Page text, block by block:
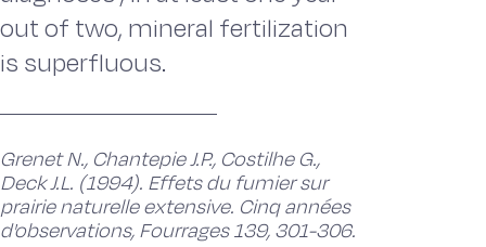
out of two, mineral fertilization
is superfluous.
Grenet N., Chantepie J.P., Costilhe G.,
Deck J.L. (1994). Effets du fumier sur
prairie naturelle extensive. Cinq années
d'observations, Fourrages 139, 301-306.